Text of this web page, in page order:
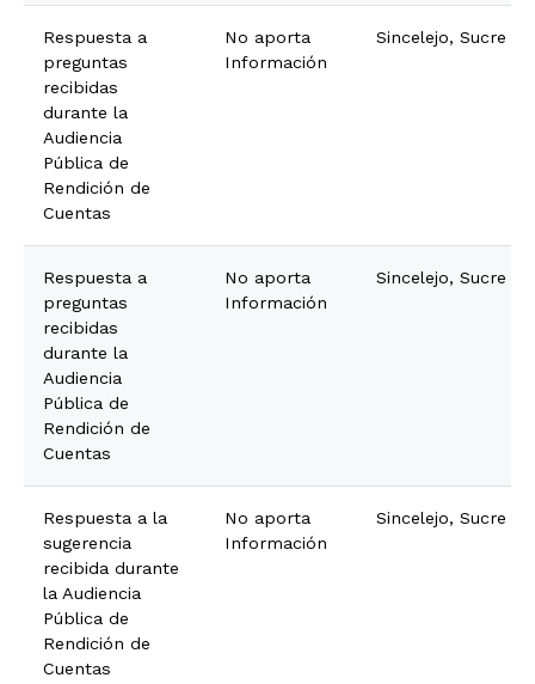
Respuesta a
preguntas
recibidas
durante la
Audiencia
Pública de
Rendición de
Cuentas
No aporta
Información
Sincelejo, Sucre
Respuesta a
preguntas
recibidas
durante la
Audiencia
Pública de
Rendición de
Cuentas
No aporta
Información
Sincelejo, Sucre
Respuesta a la
sugerencia
recibida durante
la Audiencia
Pública de
Rendición de
Cuentas
No aporta
Información
Sincelejo, Sucre